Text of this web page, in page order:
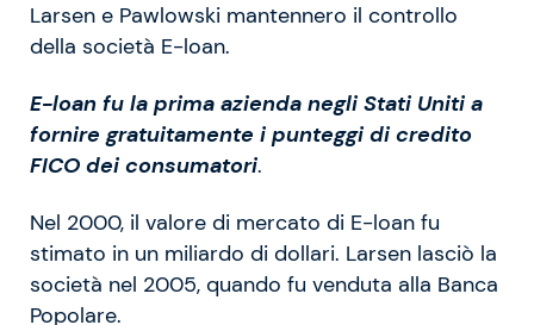
Larsen e Pawlowski mantennero il controllo
della società E-loan.
E-loan fu la prima azienda negli Stati Uniti a
fornire gratuitamente i punteggi di credito
FICO dei consumatori.
Nel 2000, il valore di mercato di E-loan fu
stimato in un miliardo di dollari. Larsen lasciò la
società nel 2005, quando fu venduta alla Banca
Popolare.